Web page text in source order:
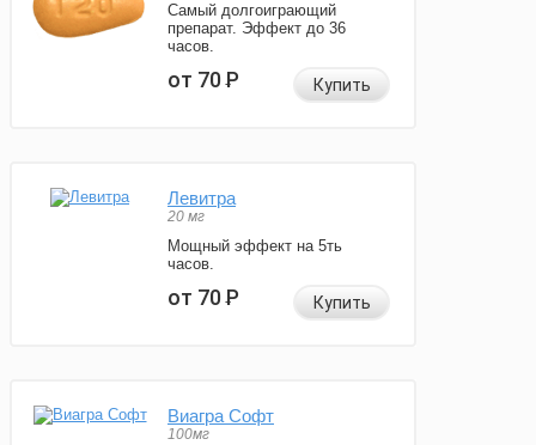
Самый долгоиграющий
препарат. Эффект до 36
часов.
от 70Р Купить
Левитра
20 мг
Мощный эффект на 5ть
часов.
от 70Р Купить
Виагра Софт
100мг